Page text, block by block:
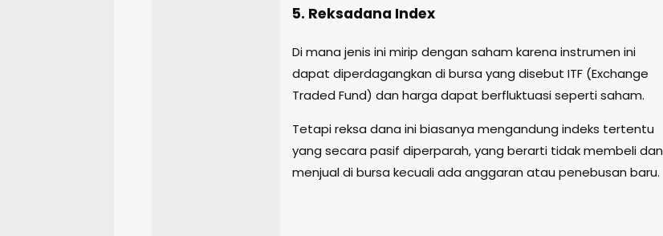
5. Reksadana Index
Di mana jenis ini mirip dengan saham karena instrumen ini
dapat diperdagangkan di bursa yang disebut ITF (Exchange
Traded Fund) dan harga dapat berfluktuasi seperti saham.
Tetapi reksa dana ini biasanya mengandung indeks tertentu
yang secara pasif diperparah, yang berarti tidak membeli dan
menjual di bursa kecuali ada anggaran atau penebusan baru.